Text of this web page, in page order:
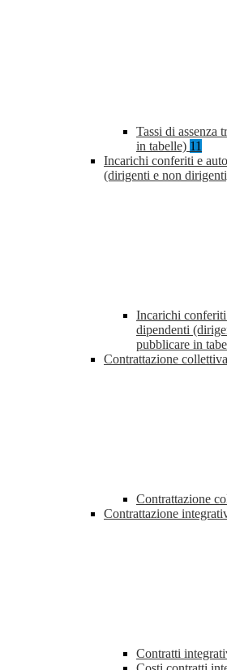
Tassi di assenza
in tabelle) 11
Incarichi conferiti e
(dirigenti e non
Incarichi
dipendenti
pubblicare in
Contrattazione collettiva
Contrattazione
Contrattazione
Contratti